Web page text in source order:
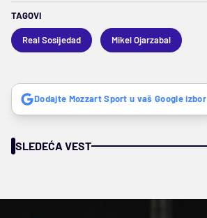
TAGOVI
Real Sosijedad Mikel Ojarzabal
Dodajte Mozzart Sport u vaš Google izbor
SLEDEĆA VEST